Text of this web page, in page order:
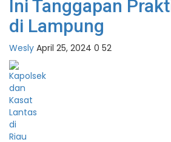
Ini Tanggapan
di Lampung
Wesly April 25, 2024 0 52